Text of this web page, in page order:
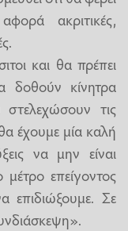
ακριτικές,
και θα πρέπει
δοθούν κίνητρα
τις
έχουμε μία καλή
να μην είναι
επείγοντος
επιδιώξουμε. Σε